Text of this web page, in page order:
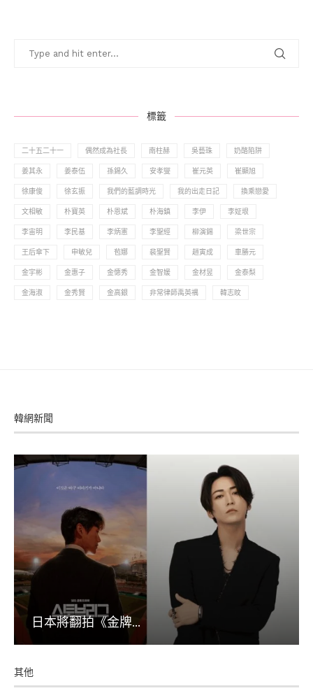
標籤
二十五二十一 偶然成為社長 南柱赫 吳藝珠 奶酪陷阱
姜其永 姜泰伍 孫錫久 安孝燮 崔元英 崔顯旭
徐康俊 徐玄振 我們的藍調時光 我的出走日記 換乘戀愛
文相敏 朴寶英 朴恩斌 朴海鎮 李伊 李姃垠
李宙明 李民基 李炳憲 李聖經 柳演錫 梁世宗
王后傘下 申敏兒 苞娜 裴聖賢 趙寅成 車勝元
金宇彬 金惠子 金憓秀 金智媛 金材昱 金泰梨
金海淑 金秀賢 金高銀 非常律師禹英禑 韓志旼
韓網新聞
日本將翻拍《金牌...
其他